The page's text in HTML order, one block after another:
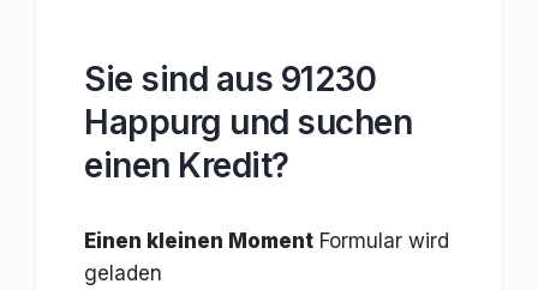
Sie sind aus 91230
Happurg und suchen
einen Kredit?
Einen kleinen Moment Formular wird
geladen